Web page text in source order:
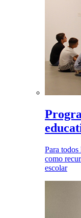
Para todos
como
escolar